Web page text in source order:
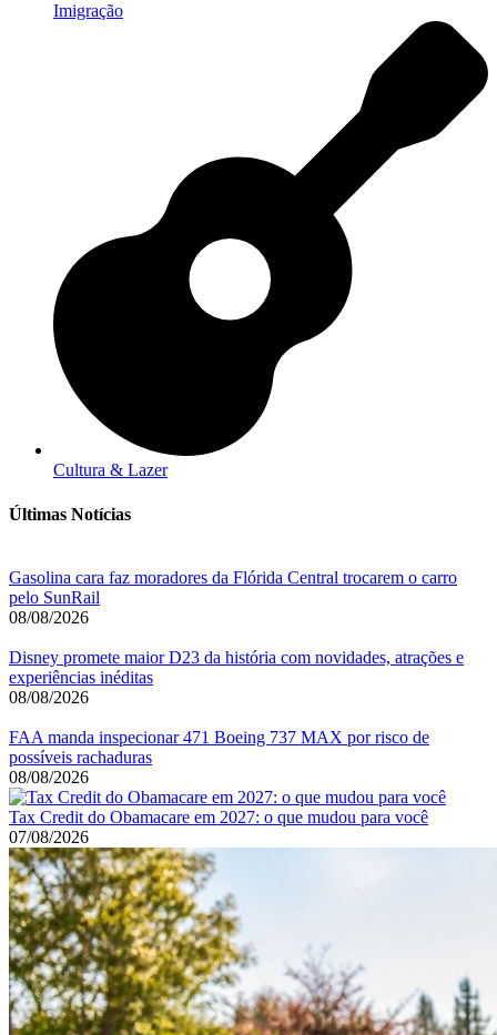
Imigração
Cultura & Lazer
Últimas Notícias
Gasolina cara faz moradores da Flórida Central trocarem o carro
pelo SunRail
08/08/2026
Disney promete maior D23 da história com novidades, atrações e
experiências inéditas
08/08/2026
FAA manda inspecionar 471 Boeing 737 MAX por risco de
possíveis rachaduras
08/08/2026
Tax Credit do Obamacare em 2027: o que mudou para você
07/08/2026